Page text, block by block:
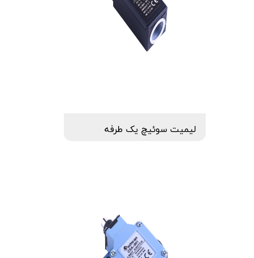
لیمیت سوئیچ یک طرفه